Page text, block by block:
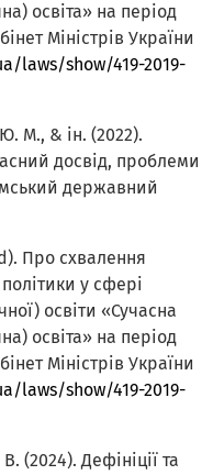
освіта» на період
Міністрів України
laws/show/419-2019-
М., & ін. (2022).
досвід, проблеми
державний
Про схвалення
у сфері
освіти «Сучасна
освіта» на період
Міністрів України
laws/show/419-2019-
(2024). Дефініції та